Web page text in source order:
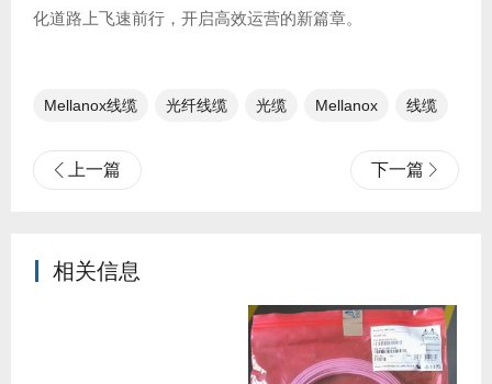
化道路上飞速前行，开启高效运营的新篇章。
Mellanox线缆 光纤线缆​ 光缆 Mellanox 线缆
上一篇 下一篇
相关信息